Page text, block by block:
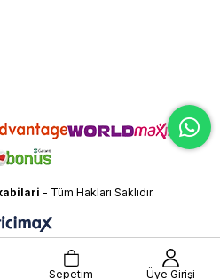
- Tüm Hakları Saklıdır.
Sepetim Üye Girişi